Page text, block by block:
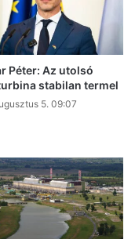
Péter: Az utolsó
stabilan termel
5. 09:07